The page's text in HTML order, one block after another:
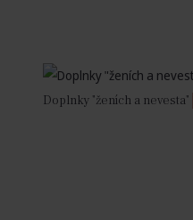
Doplnky "ženích a nevesta"